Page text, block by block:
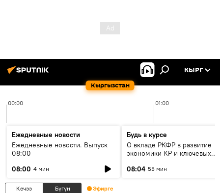
Кыргызстан
КЫРГ
00:00 01:00
Ежедневные новости
Ежедневные новости. Выпуск
08:00
08:00 4 мин
Будь в курсе
О вкладе РКФР в развитие
экономики КР и ключевых
08:04 55 мин
Кечээ Бүгүн Эфирге